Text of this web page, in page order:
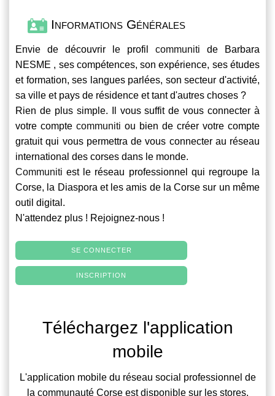
Informations Générales
Envie de découvrir le profil communiti de Barbara
NESME , ses compétences, son expérience, ses études
et formation, ses langues parlées, son secteur d'activité,
sa ville et pays de résidence et tant d'autres choses ?
Rien de plus simple. Il vous suffit de vous connecter à
votre compte communiti ou bien de créer votre compte
gratuit qui vous permettra de vous connecter au réseau
international des corses dans le monde.
Communiti est le réseau professionnel qui regroupe la
Corse, la Diaspora et les amis de la Corse sur un même
outil digital.
N'attendez plus ! Rejoignez-nous !
SE CONNECTER
INSCRIPTION
Téléchargez l'application
mobile
L'application mobile du réseau social professionnel de
la communauté Corse est disponible sur les stores.